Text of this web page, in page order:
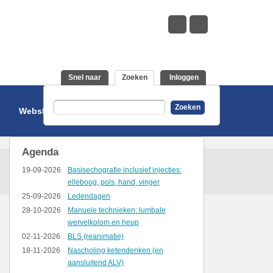
Snel naar Zoeken(actieve tabblad)
Inloggen
Webshop
Agenda
19-09-2026
Basisechografie inclusief injecties:
elleboog, pols, hand, vinger
25-09-2026
Ledendagen
28-10-2026
Manuele technieken: lumbale
wervelkolom en heup
02-11-2026
BLS (reanimatie)
18-11-2026
Nascholing ketendenken (en
aansluitend ALV)